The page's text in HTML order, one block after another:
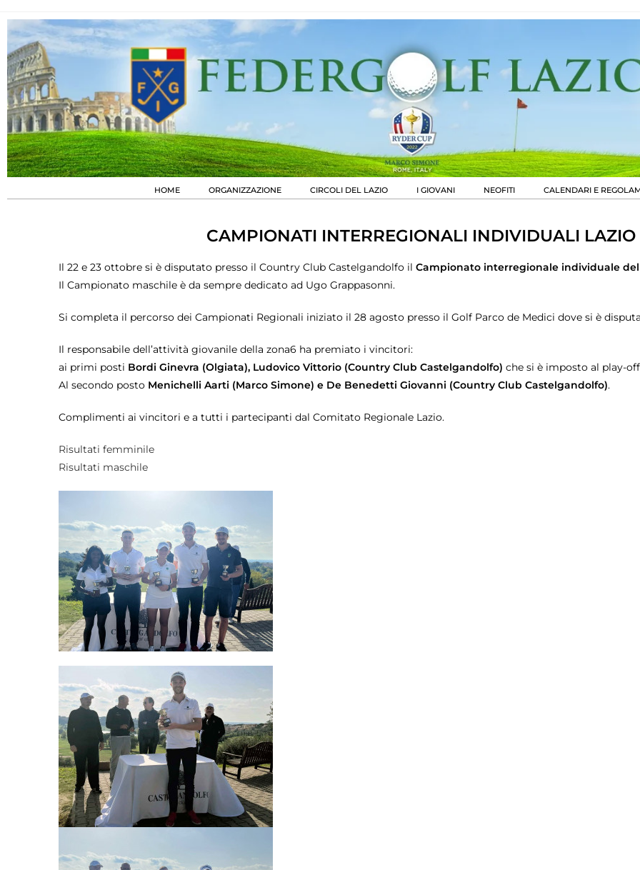
HOME ORGANIZZAZIONE CIRCOLI DEL LAZIO I GIOVANI NEOFITI CALENDARI E
CAMPIONATI INTERREGIONALI INDIVIDUALI
Il 22 e 23 ottobre si è disputato presso il Country Club Castelgandolfo il Campionato interregionale individuale
Il Campionato maschile è da sempre dedicato ad Ugo Grappasonni.
Si completa il percorso dei Campionati Regionali iniziato il 28 agosto presso il Golf Parco de Medici dove si è
Il responsabile dell’attività giovanile della zona6 ha premiato i vincitori:
ai primi posti Bordi Ginevra (Olgiata), Ludovico Vittorio (Country Club Castelgandolfo) che si è imposto al play-
Al secondo posto Menichelli Aarti (Marco Simone) e De Benedetti Giovanni (Country Club Castelgandolfo).
Complimenti ai vincitori e a tutti i partecipanti dal Comitato Regionale Lazio.
Risultati femminile
Risultati maschile